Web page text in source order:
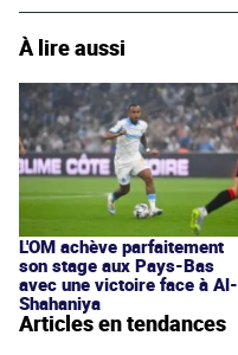
À lire aussi
L'OM achève parfaitement
son stage aux Pays-Bas
avec une victoire face à Al-
Shahaniya
Articles en tendances